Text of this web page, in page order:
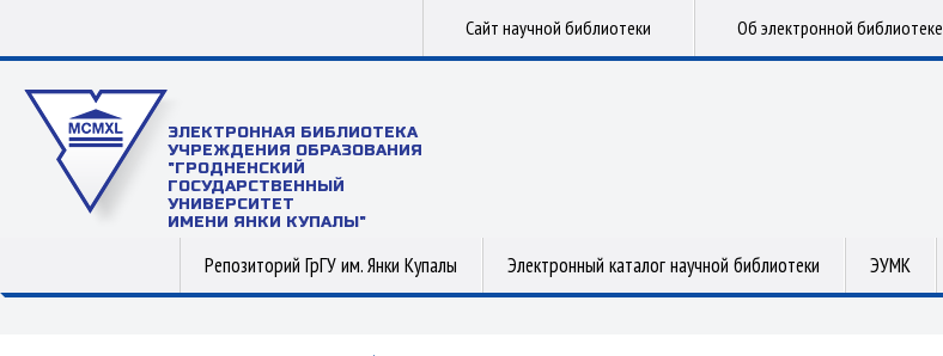
Сайт научной библиотеки Об электронной библиотеке
ЭЛЕКТРОННАЯ БИБЛИОТЕКА
УЧРЕЖДЕНИЯ ОБРАЗОВАНИЯ
"ГРОДНЕНСКИЙ
ГОСУДАРСТВЕННЫЙ
УНИВЕРСИТЕТ
ИМЕНИ ЯНКИ КУПАЛЫ"
Репозиторий ГрГУ им. Янки Купалы Электронный каталог научной библиотеки ЭУМК